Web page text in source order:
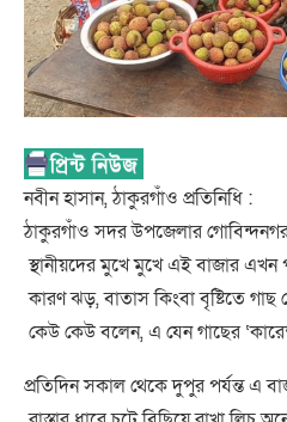
নবীন হাসান, ঠাকুরগাঁও প্রতিনিধি :
ঠাকুরগাঁও সদর উপজেলার
স্থানীয়দের মুখে মুখে এই বাজার এখন
কারণ ঝড়, বাতাস কিংবা বৃষ্টিতে
কেউ কেউ বলেন, এ যেন গাছের
প্রতিদিন সকাল থেকে দুপুর পর্যন্ত এ